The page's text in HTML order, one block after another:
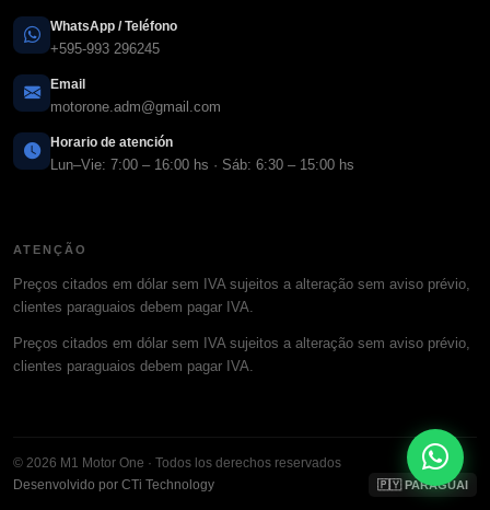
WhatsApp / Teléfono
+595-993 296245
Email
motorone.adm@gmail.com
Horario de atención
Lun–Vie: 7:00 – 16:00 hs · Sáb: 6:30 – 15:00 hs
ATENÇÃO
Preços citados em dólar sem IVA sujeitos a alteração sem aviso prévio,
clientes paraguaios debem pagar IVA.
Preços citados em dólar sem IVA sujeitos a alteração sem aviso prévio,
clientes paraguaios debem pagar IVA.
© 2026 M1 Motor One · Todos los derechos reservados
Desenvolvido por CTi Technology
🇵🇾 PARAGUAI